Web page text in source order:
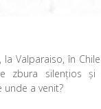
la Valparaiso, în
zbura silenţios şi
unde a venit?